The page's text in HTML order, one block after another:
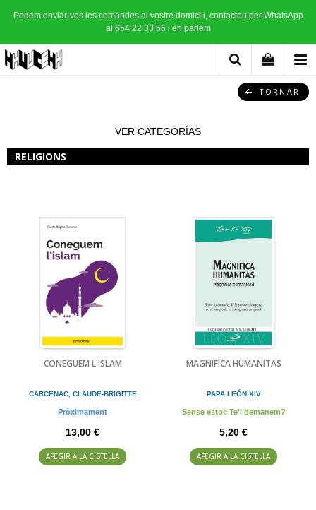
Podem enviar-vos les comandes al vostre domicili, contacteu per WhatsApp
al 654 22 33 56 i en parlem
TORNAR
VER CATEGORÍAS
RELIGIONS
CONEGUEM L'ISLAM
CARCENAC, CLAUDE-BRIGITTE
Pròximament
13,00 €
AFEGIR A LA CISTELLA
MAGNIFICA HUMANITAS
PAPA LEÓN XIV
Sense estoc Te'l demanem?
5,20 €
AFEGIR A LA CISTELLA